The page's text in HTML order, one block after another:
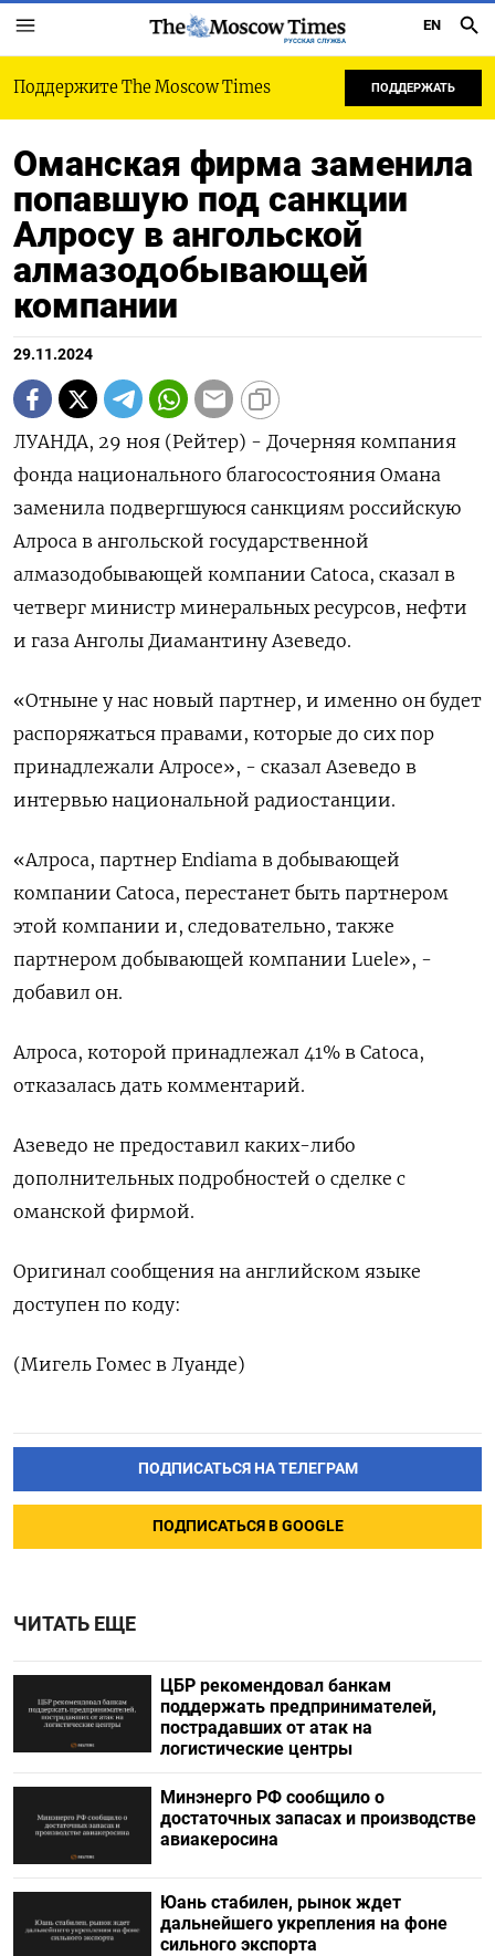
РУССКАЯ СЛУЖБА
EN
Поддержите The Moscow Times ПОДДЕРЖАТЬ
Оманская фирма заменила
попавшую под санкции
Алросу в ангольской
алмазодобывающей
компании
29.11.2024
ЛУАНДА, 29 ноя (Рейтер) - Дочерняя компания
фонда национального благосостояния Омана
заменила подвергшуюся санкциям российскую
Алроса в ангольской государственной
алмазодобывающей компании Catoca, сказал в
четверг министр минеральных ресурсов, нефти
и газа Анголы Диамантину Азеведо.
«Отныне у нас новый партнер, и именно он будет
распоряжаться правами, которые до сих пор
принадлежали Алросе», - сказал Азеведо в
интервью национальной радиостанции.
«Алроса, партнер Endiama в добывающей
компании Catoca, перестанет быть партнером
этой компании и, следовательно, также
партнером добывающей компании Luele», -
добавил он.
Алроса, которой принадлежал 41% в Catoca,
отказалась дать комментарий.
Азеведо не предоставил каких-либо
дополнительных подробностей о сделке с
оманской фирмой.
Оригинал сообщения на английском языке
доступен по коду:
(Мигель Гомес в Луанде)
ПОДПИСАТЬСЯ НА ТЕЛЕГРАМ
ПОДПИСАТЬСЯ В GOOGLE
ЧИТАТЬ ЕЩЕ
ЦБР рекомендовал банкам
поддержать предпринимателей,
пострадавших от атак на
логистические центры
Минэнерго РФ сообщило о
достаточных запасах и производстве
авиакеросина
Юань стабилен, рынок ждет
дальнейшего укрепления на фоне
сильного экспорта